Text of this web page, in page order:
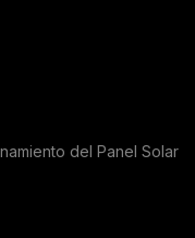
del Panel Solar